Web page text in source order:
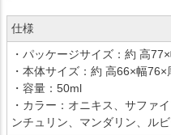
仕様
・パッケージサイズ：約 高
・本体サイズ：約 高66×幅76×
・容量：50ml
・カラー：オニキス、サファ
ンチュリン、マンダリン、ル